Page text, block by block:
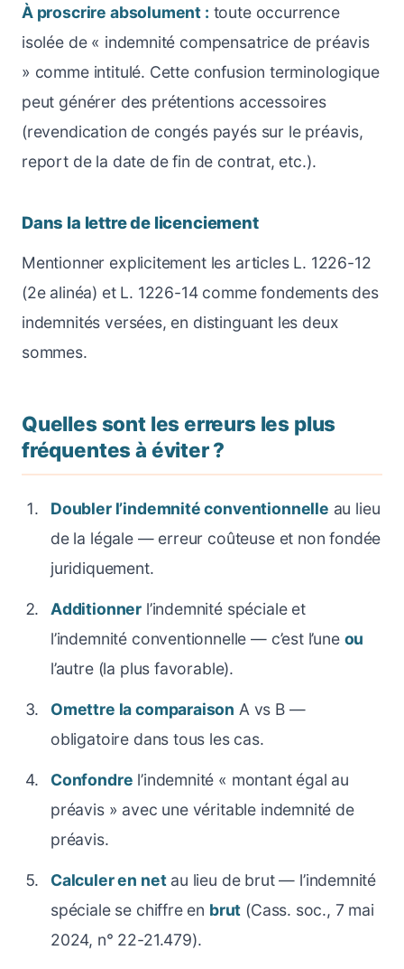
À proscrire absolument : toute occurrence
isolée de « indemnité compensatrice de préavis
» comme intitulé. Cette confusion terminologique
peut générer des prétentions accessoires
(revendication de congés payés sur le préavis,
report de la date de fin de contrat, etc.).
Dans la lettre de licenciement
Mentionner explicitement les articles L. 1226-12
(2e alinéa) et L. 1226-14 comme fondements des
indemnités versées, en distinguant les deux
sommes.
Quelles sont les erreurs les plus
fréquentes à éviter ?
Doubler l’indemnité conventionnelle au lieu
de la légale — erreur coûteuse et non fondée
juridiquement.
Additionner l’indemnité spéciale et
l’indemnité conventionnelle — c’est l’une ou
l’autre (la plus favorable).
Omettre la comparaison A vs B —
obligatoire dans tous les cas.
Confondre l’indemnité « montant égal au
préavis » avec une véritable indemnité de
préavis.
Calculer en netau lieu de brut — l’indemnité
spéciale se chiffre en brut (Cass. soc., 7 mai
2024, n° 22-21.479).